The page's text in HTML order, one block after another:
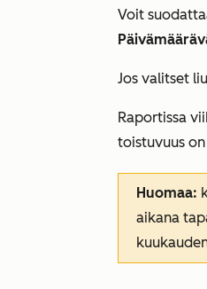
Voit
Jos valitset
Raportissa
toistuvuus
Huomaa:
aikana